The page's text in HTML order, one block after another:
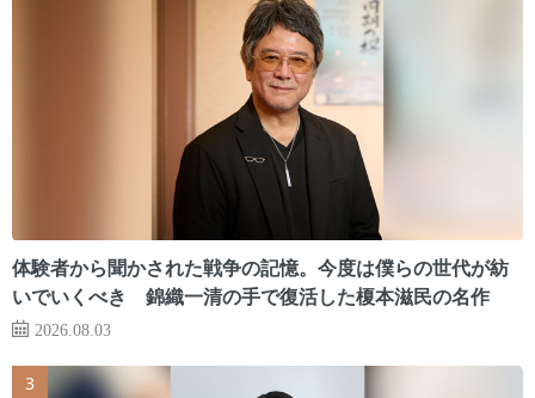
体験者から聞かされた戦争の記憶。今度は僕らの世代が紡
いでいくべき 錦織一清の手で復活した榎本滋民の名作
2026.08.03